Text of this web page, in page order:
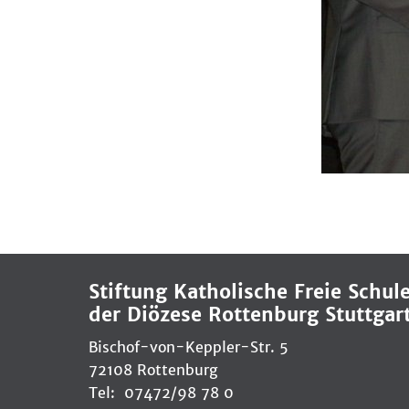
Stiftung Katholische Freie
der Diözese Rottenburg
Bischof-von-Keppler-Str. 5
72108 Rottenburg
Tel: 07472/98 78 0